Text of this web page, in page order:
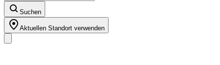
Suchen
Aktuellen Standort verwenden